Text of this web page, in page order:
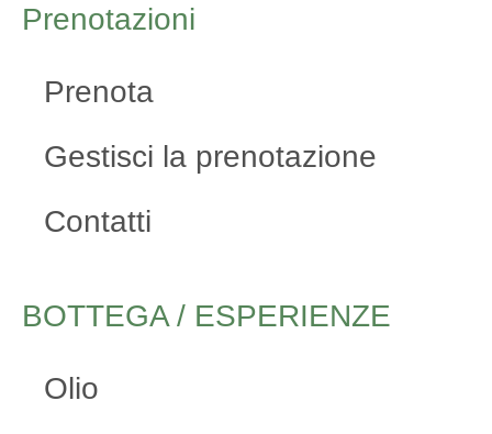
Prenotazioni
Prenota
Gestisci la prenotazione
Contatti
BOTTEGA / ESPERIENZE
Olio